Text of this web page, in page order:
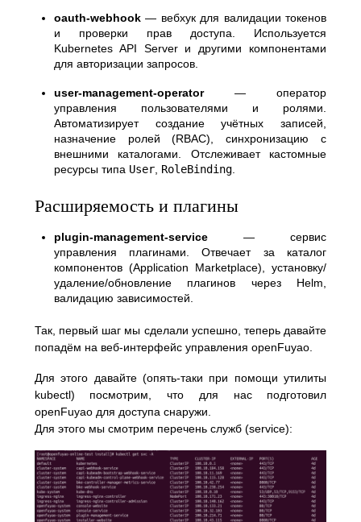
oauth-webhook— вебхук для валидации токенов
и проверки прав доступа. Используется
Kubernetes API Server и другими компонентами
для авторизации запросов.
user-management-operator— оператор
управления пользователями и ролями.
Автоматизирует создание учётных записей,
назначение ролей (RBAC), синхронизацию с
внешними каталогами. Отслеживает кастомные
ресурсы типа User, RoleBinding.
Расширяемость и плагины
plugin-management-service— сервис
управления плагинами. Отвечает за каталог
компонентов (Application Marketplace), установку/
удаление/обновление плагинов через Helm,
валидацию зависимостей.
Так, первый шаг мы сделали успешно, теперь давайте
попадём на веб-интерфейс управления openFuyao.
Для этого давайте (опять-таки при помощи утилиты
kubectl) посмотрим, что для нас подготовил
openFuyao для доступа снаружи.
Для этого мы смотрим перечень служб (service):